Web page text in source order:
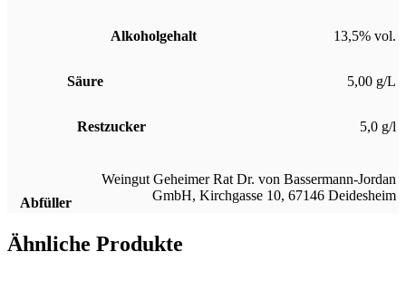
Alkoholgehalt 13,5% vol.
Säure 5,00 g/L
Restzucker 5,0 g/l
Abfüller
Weingut Geheimer Rat Dr. von Bassermann-Jordan
GmbH, Kirchgasse 10, 67146 Deidesheim
Ähnliche Produkte